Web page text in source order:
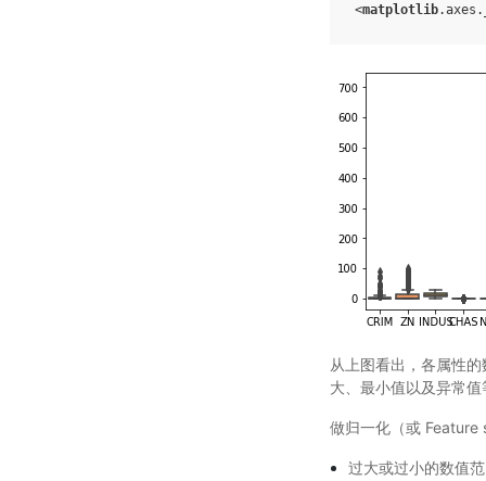
<matplotlib.axes .
从上图看出，各属性
大、最小值以及异常
做归一化（或 Feature
过大或过小的数值